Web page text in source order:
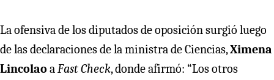
La ofensiva de los diputados de oposición surgió luego
de las declaraciones de la ministra de Ciencias,Ximena
Lincolao aFast Check, donde afirmó: “Los otros